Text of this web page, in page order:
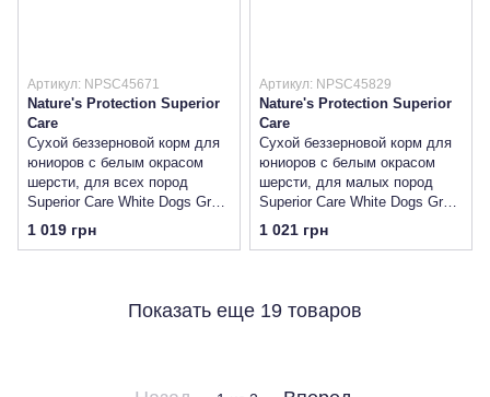
Артикул: NPSC45671
Nature's Protection Superior
Care
Сухой беззерновой корм для
юниоров с белым окрасом
шерсти, для всех пород
Superior Care White Dogs Grain
Free Junior All Breeds 1.5кг
1 019 грн
Артикул: NPSC45829
Nature's Protection Superior
Care
Сухой беззерновой корм для
юниоров с белым окрасом
шерсти, для малых пород
Superior Care White Dogs Grain
Free Junior Small and Mini
Breeds 1.5 кг
1 021 грн
Показать еще 19 товаров